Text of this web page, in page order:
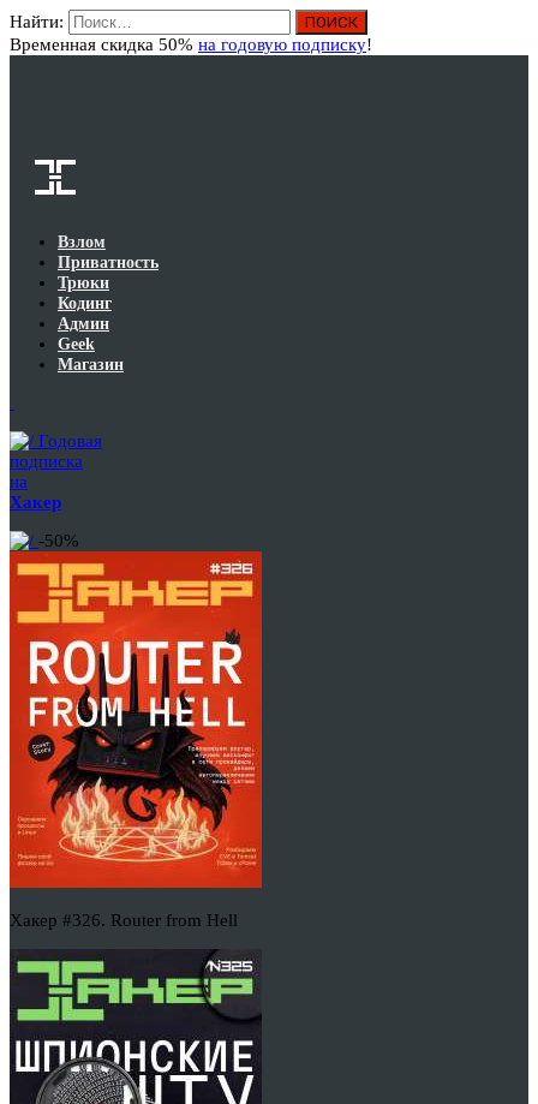
Найти:
Временная скидка 50% на годовую подписку!
Взлом
Приватность
Трюки
Кодинг
Админ
Geek
Магазин
Годовая
подписка
на
Хакер
-50%
Хакер #326. Router from Hell